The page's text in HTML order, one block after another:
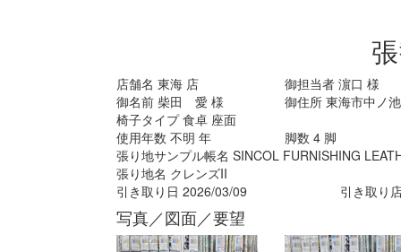
店舗名 東海 店 御担当者 濵口 様
御名前 柴田 愛 様 御住所 東海市中ノ
椅子タイプ食卓 座面
使用年数 不明 年 脚数 4脚
張り地サンプル帳名 SINCOL FURNISHING
張り地名 クレンズII
引き取り日 2026/03/09 引き取り
写真／図面／要望